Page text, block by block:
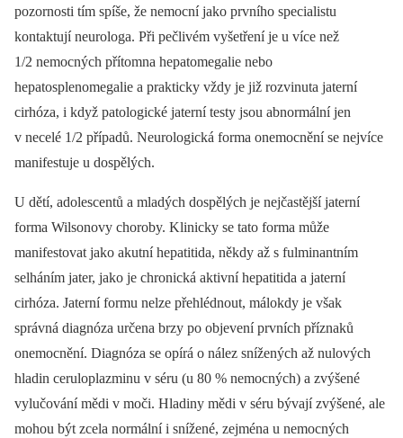
pozornosti tím spíše, že nemocní jako prvního specialistu
kontaktují neurologa. Při pečlivém vyšetření je u více než
1/2 nemocných přítomna hepatomegalie nebo
hepatosplenomegalie a prakticky vždy je již rozvinuta jaterní
cirhóza, i když patologické jaterní testy jsou abnormální jen
v necelé 1/2 případů. Neurologická forma onemocnění se nejvíce
manifestuje u dospělých.
U dětí, adolescentů a mladých dospělých je nejčastější jaterní
forma Wilsonovy choroby. Klinicky se tato forma může
manifestovat jako akutní hepatitida, někdy až s fulminantním
selháním jater, jako je chronická aktivní hepatitida a jaterní
cirhóza. Jaterní formu nelze přehlédnout, málokdy je však
správná diagnóza určena brzy po objevení prvních příznaků
onemocnění. Diagnóza se opírá o nález snížených až nulových
hladin ceruloplazminu v séru (u 80 % nemocných) a zvýšené
vylučování mědi v moči. Hladiny mědi v séru bývají zvýšené, ale
mohou být zcela normální i snížené, zejména u nemocných